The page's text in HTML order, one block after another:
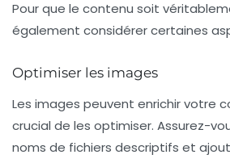
Pour que le contenu soit
également considérer certaines
Optimiser les images
Les images peuvent enrichir votre
crucial de les optimiser. Assurez-
noms de fichiers descriptifs et